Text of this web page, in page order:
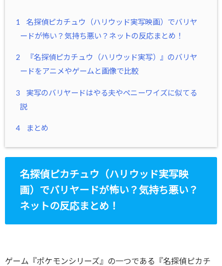
1
名探偵ピカチュウ（ハリウッド実写映画）でバリヤ
ードが怖い？気持ち悪い？ネットの反応まとめ！
2
『名探偵ピカチュウ（ハリウッド実写）』のバリヤ
ードをアニメやゲームと画像で比較
3
実写のバリヤードはやる夫やペニーワイズに似てる
説
4 まとめ
名探偵ピカチュウ（ハリウッド実写映
画）でバリヤードが怖い？気持ち悪い？
ネットの反応まとめ！
ゲーム『ポケモンシリーズ』の一つである『名探偵ピカチ